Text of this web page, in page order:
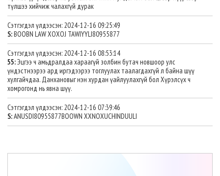
түлшээ хийчиж чалахгүй дурак
Сэтгэгдэл үлдээсэн: 2024-12-16 09:25:49
S:BOOBN LAW XOXOJ TAWIYYLI80955877
Сэтгэгдэл үлдээсэн: 2024-12-16 08:53:14
55:Эцгээ ч амьдралдаа хараагүй золбин бутач новшоор улс
үндэстнээрээ ард иргэдээрээ тоглуулах таалагдахгүй л байна шүү
хулгайчдаа. Данхановыг нэн хурдан үайлуулахгүй бол Хүрэлсүх ч
хомрогонд нь явна шүү.
Сэтгэгдэл үлдээсэн: 2024-12-16 07:39:46
S:ANUSDI80955877BOOWN XXNOXUCHINDUULI